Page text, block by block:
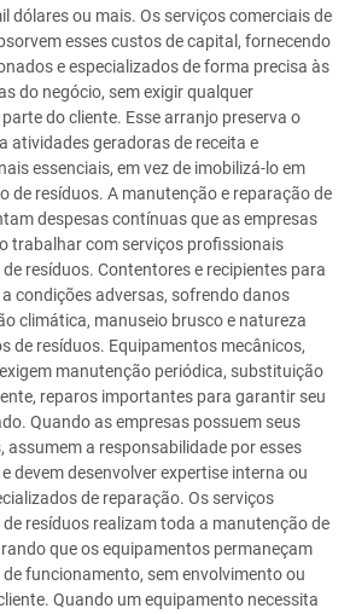
dólares ou mais. Os serviços comerciais de
esses custos de capital, fornecendo
e especializados de forma precisa às
do negócio, sem exigir qualquer
do cliente. Esse arranjo preserva o
atividades geradoras de receita e
essenciais, em vez de imobilizá-lo em
de resíduos. A manutenção e reparação de
despesas contínuas que as empresas
trabalhar com serviços profissionais
resíduos. Contentores e recipientes para
condições adversas, sofrendo danos
climática, manuseio brusco e natureza
de resíduos. Equipamentos mecânicos,
manutenção periódica, substituição
reparos importantes para garantir seu
Quando as empresas possuem seus
assumem a responsabilidade por esses
devem desenvolver expertise interna ou
de reparação. Os serviços
resíduos realizam toda a manutenção de
que os equipamentos permaneçam
funcionamento, sem envolvimento ou
Quando um equipamento necessita